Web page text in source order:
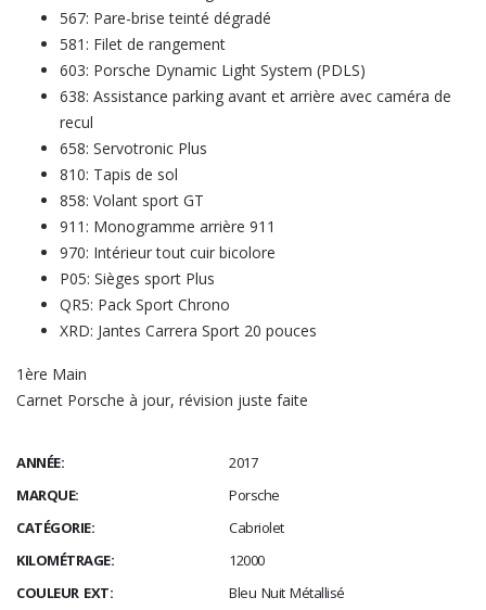
567: Pare-brise teinté dégradé
581: Filet de rangement
603: Porsche Dynamic Light System (PDLS)
638: Assistance parking avant et arrière avec caméra de
recul
658: Servotronic Plus
810: Tapis de sol
858: Volant sport GT
911: Monogramme arrière 911
970: Intérieur tout cuir bicolore
P05: Sièges sport Plus
QR5: Pack Sport Chrono
XRD: Jantes Carrera Sport 20 pouces
1ère Main
Carnet Porsche à jour, révision juste faite
ANNÉE:
2017
MARQUE:
Porsche
CATÉGORIE:
Cabriolet
KILOMÉTRAGE:
12000
COULEUR EXT:
Bleu Nuit Métallisé